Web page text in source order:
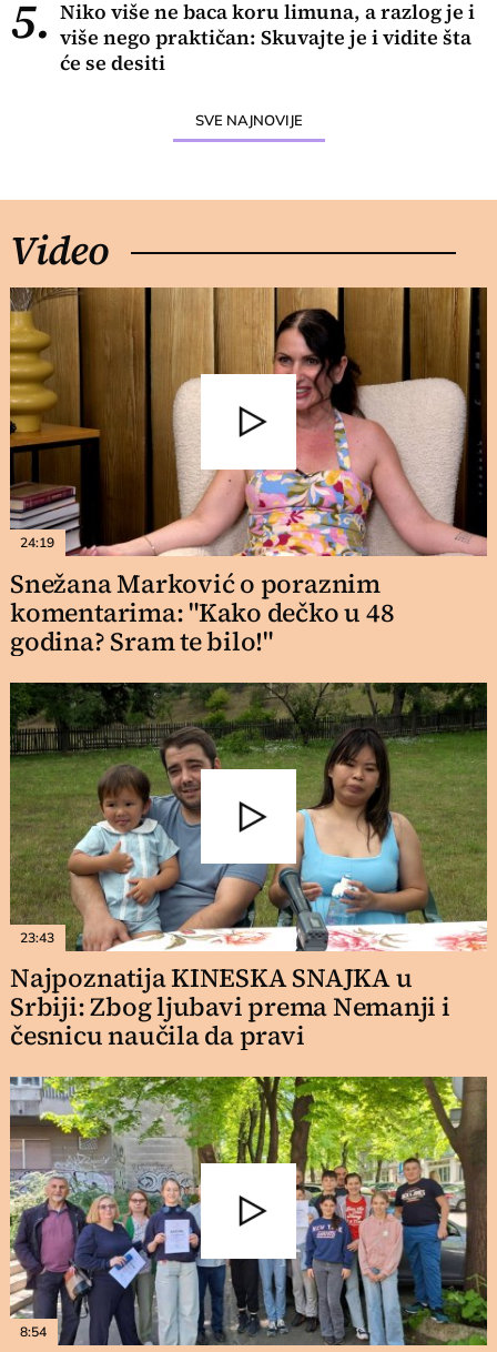
5. Niko više ne baca koru limuna, a razlog je i
više nego praktičan: Skuvajte je i vidite šta
će se desiti
SVE NAJNOVIJE
Video
24:19
Snežana Marković o poraznim
komentarima: "Kako dečko u 48
godina? Sram te bilo!"
23:43
Najpoznatija KINESKA SNAJKA u
Srbiji: Zbog ljubavi prema Nemanji i
česnicu naučila da pravi
8:54